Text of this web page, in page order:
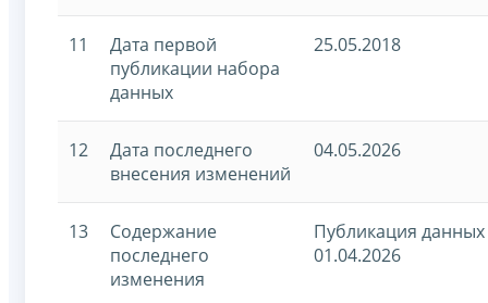
11
Дата первой
публикации набора
данных
25.05.2018
12
Дата последнего
внесения изменений
04.05.2026
13
Содержание
последнего
изменения
Публикация
01.04.2026